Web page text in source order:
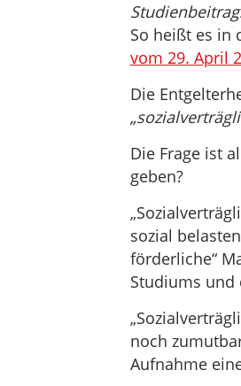
So heißt es in
vom 29. April
Die
Die Frage ist
geben?
sozial
förderliche“
Studiums und
noch
Aufnahme